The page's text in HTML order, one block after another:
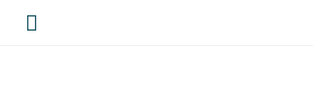
Menú